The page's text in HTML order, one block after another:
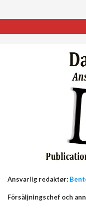
Ansvarlig redaktør:
Försäljningschef och